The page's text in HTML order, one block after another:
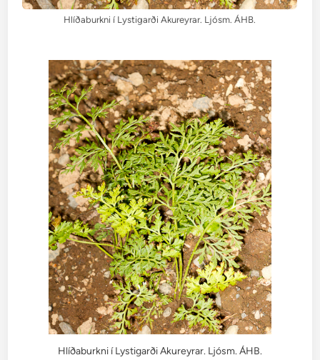
Hlíðaburkni í Lystigarði Akureyrar. Ljósm. ÁHB.
Hlíðaburkni í Lystigarði Akureyrar. Ljósm. ÁHB.